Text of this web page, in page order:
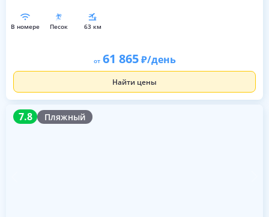
в номере песок 63 км
от 61 865 /день
Найти цены
7.8 Пляжный
7.8